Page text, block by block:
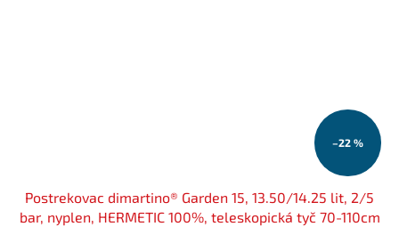
–22 %
Postrekovac dimartino® Garden 15, 13.50/14.25 lit, 2/5
bar, nyplen, HERMETIC 100%, teleskopická tyč 70-110cm